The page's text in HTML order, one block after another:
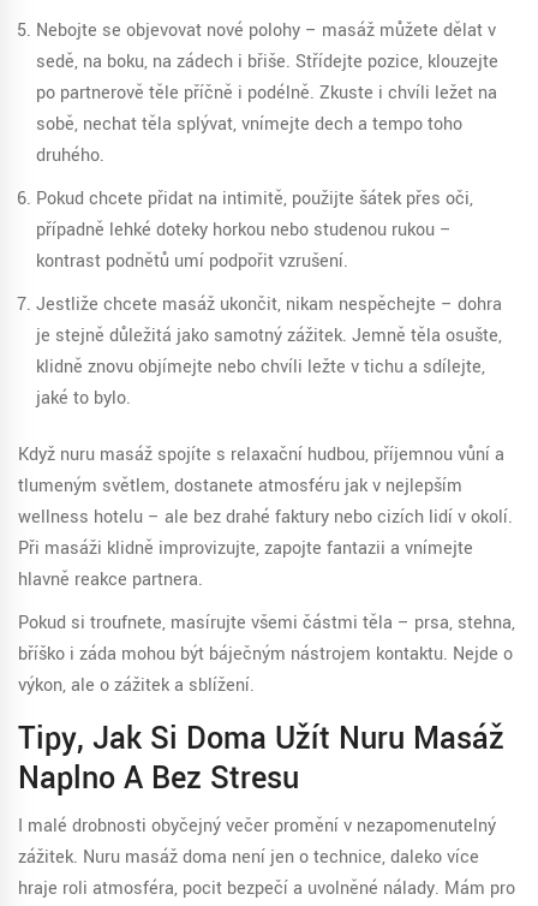
Nebojte se objevovat nové polohy – masáž můžete dělat v
sedě, na boku, na zádech i břiše. Střídejte pozice, klouzejte
po partnerově těle příčně i podélně. Zkuste i chvíli ležet na
sobě, nechat těla splývat, vnímejte dech a tempo toho
druhého.
Pokud chcete přidat na intimitě, použijte šátek přes oči,
případně lehké doteky horkou nebo studenou rukou –
kontrast podnětů umí podpořit vzrušení.
Jestliže chcete masáž ukončit, nikam nespěchejte – dohra
je stejně důležitá jako samotný zážitek. Jemně těla osušte,
klidně znovu objímejte nebo chvíli ležte v tichu a sdílejte,
jaké to bylo.
Když nuru masáž spojíte s relaxační hudbou, příjemnou vůní a
tlumeným světlem, dostanete atmosféru jak v nejlepším
wellness hotelu – ale bez drahé faktury nebo cizích lidí v okolí.
Při masáži klidně improvizujte, zapojte fantazii a vnímejte
hlavně reakce partnera.
Pokud si troufnete, masírujte všemi částmi těla – prsa, stehna,
bříško i záda mohou být báječným nástrojem kontaktu. Nejde o
výkon, ale o zážitek a sblížení.
Tipy, Jak Si Doma Užít Nuru Masáž
Naplno A Bez Stresu
I malé drobnosti obyčejný večer promění v nezapomenutelný
zážitek. Nuru masáž doma není jen o technice, daleko více
hraje roli atmosféra, pocit bezpečí a uvolněné nálady. Mám pro